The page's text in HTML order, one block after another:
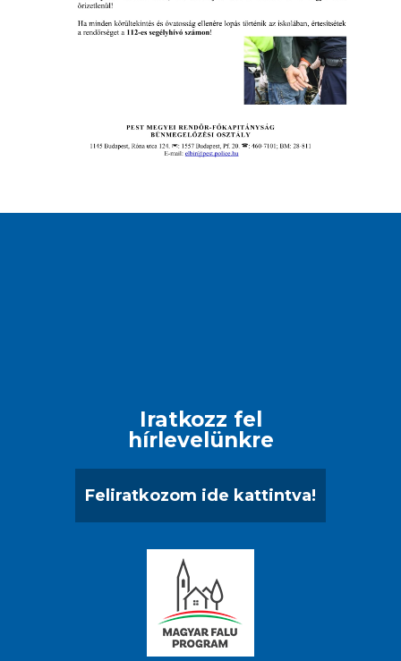
Iratkozz fel
hírlevelünkre
Feliratkozom ide kattintva!